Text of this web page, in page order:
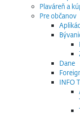
Plaváreň a
Pre občanov
Dane
INFO